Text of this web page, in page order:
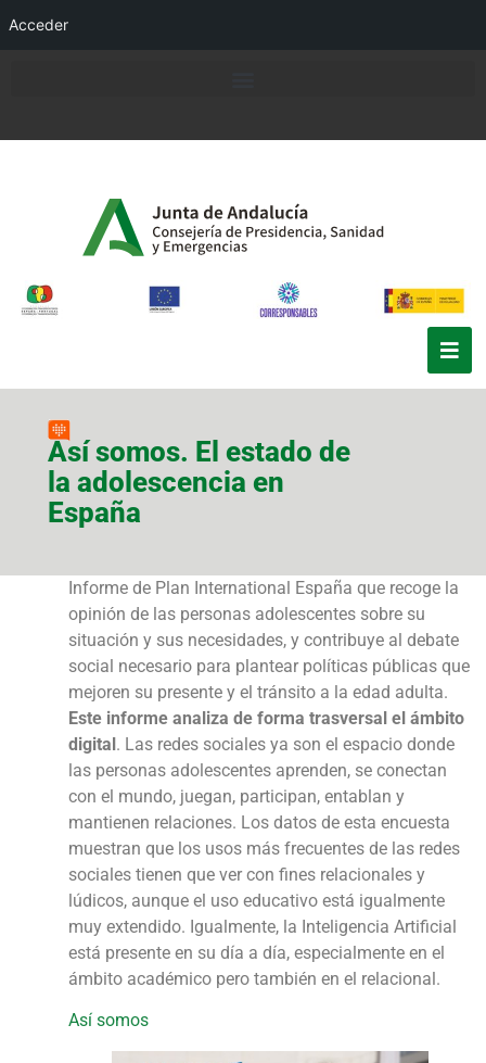
Acceder
Así somos. El estado de
la adolescencia en
España
Informe de Plan International España que recoge la
opinión de las personas adolescentes sobre su
situación y sus necesidades, y contribuye al debate
social necesario para plantear políticas públicas que
mejoren su presente y el tránsito a la edad adulta.
Este informe analiza de forma trasversal el ámbito
digital. Las redes sociales ya son el espacio donde
las personas adolescentes aprenden, se conectan
con el mundo, juegan, participan, entablan y
mantienen relaciones. Los datos de esta encuesta
muestran que los usos más frecuentes de las redes
sociales tienen que ver con fines relacionales y
lúdicos, aunque el uso educativo está igualmente
muy extendido. Igualmente, la Inteligencia Artificial
está presente en su día a día, especialmente en el
ámbito académico pero también en el relacional.
Así somos